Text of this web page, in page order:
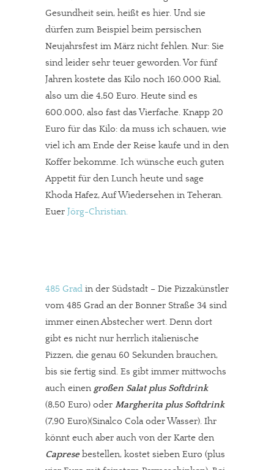
Gesundheit sein, heißt es hier. Und sie
dürfen zum Beispiel beim persischen
Neujahrsfest im März nicht fehlen. Nur: Sie
sind leider sehr teuer geworden. Vor fünf
Jahren kostete das Kilo noch 160.000 Rial,
also um die 4,50 Euro. Heute sind es
600.000, also fast das Vierfache. Knapp 20
Euro für das Kilo: da muss ich schauen, wie
viel ich am Ende der Reise kaufe und in den
Koffer bekomme. Ich wünsche euch guten
Appetit für den Lunch heute und sage
Khoda Hafez, Auf Wiedersehen in Teheran.
Euer Jörg-Christian.
485 Grad in der Südstadt – Die Pizzakünstler
vom 485 Grad an der Bonner Straße 34 sind
immer einen Abstecher wert. Denn dort
gibt es nicht nur herrlich italienische
Pizzen, die genau 60 Sekunden brauchen,
bis sie fertig sind. Es gibt immer mittwochs
auch einen großen Salat plus Softdrink
(8,50 Euro) oder Margherita plus Softdrink
(7,90 Euro)(Sinalco Cola oder Wasser). Ihr
könnt euch aber auch von der Karte den
Capresebestellen, kostet sieben Euro (plus